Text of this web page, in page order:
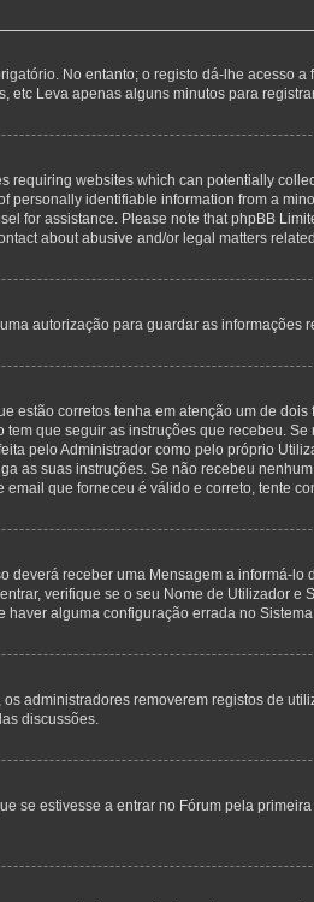
No entanto; o registo dá-lhe acesso
Leva apenas alguns minutos para
requiring websites which can potentially
identifiable information from a
for assistance. Please note that phpBB
about abusive and/or legal matters
autorização para guardar as informações
corretos tenha em atenção um de
que seguir as instruções que recebeu.
pelo Administrador como pelo próprio
as suas instruções. Se não recebeu
que forneceu é válido e correto, tente
receber uma Mensagem a informá-
verifique se o seu Nome de Utilizador e
haver alguma configuração errada no
administradores removerem registos de
discussões.
se estivesse a entrar no Fórum pela